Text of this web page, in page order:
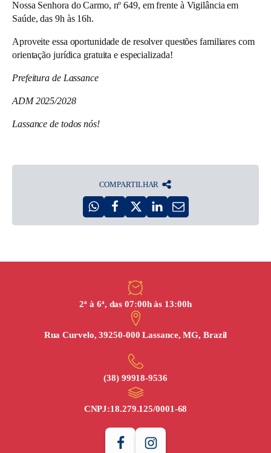
Nossa Senhora do Carmo, nº 649, em frente à Vigilância em
Saúde, das 9h às 16h.
Aproveite essa oportunidade de resolver questões familiares com
orientação jurídica gratuita e especializada!
Prefeitura de Lassance
ADM 2025/2028
Lassance de todos nós!
COMPARTILHAR
2ª à 6ª, das 07:00h às 13:00h
Rua Curvelo, 39250-000 Lassance, MG, Brazil
(38) 99918‑9536
CNPJ:18.279.125/0001-68